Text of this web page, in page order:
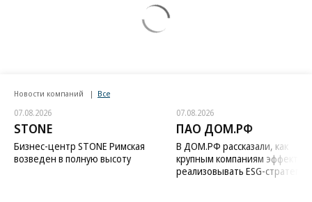
Новости компаний Все
07.08.2026
STONE
Бизнес-центр STONE Римская
возведен в полную высоту
07.08.2026
ПАО ДОМ.РФ
В ДОМ.РФ рассказали, как
крупным компаниям
реализовывать ESG-стратегию